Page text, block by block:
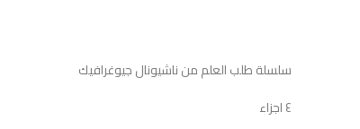
سلسلة طلب العلم من ناشيونال جيوغرافيك
٤ اجزاء